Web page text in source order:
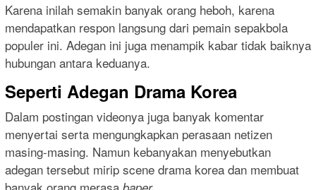
Karena inilah semakin banyak orang heboh, karena
mendapatkan respon langsung dari pemain sepakbola
populer ini. Adegan ini juga menampik kabar tidak baiknya
hubungan antara keduanya.
Seperti Adegan Drama Korea
Dalam postingan videonya juga banyak komentar
menyertai serta mengungkapkan perasaan netizen
masing-masing. Namun kebanyakan menyebutkan
adegan tersebut mirip scene drama korea dan membuat